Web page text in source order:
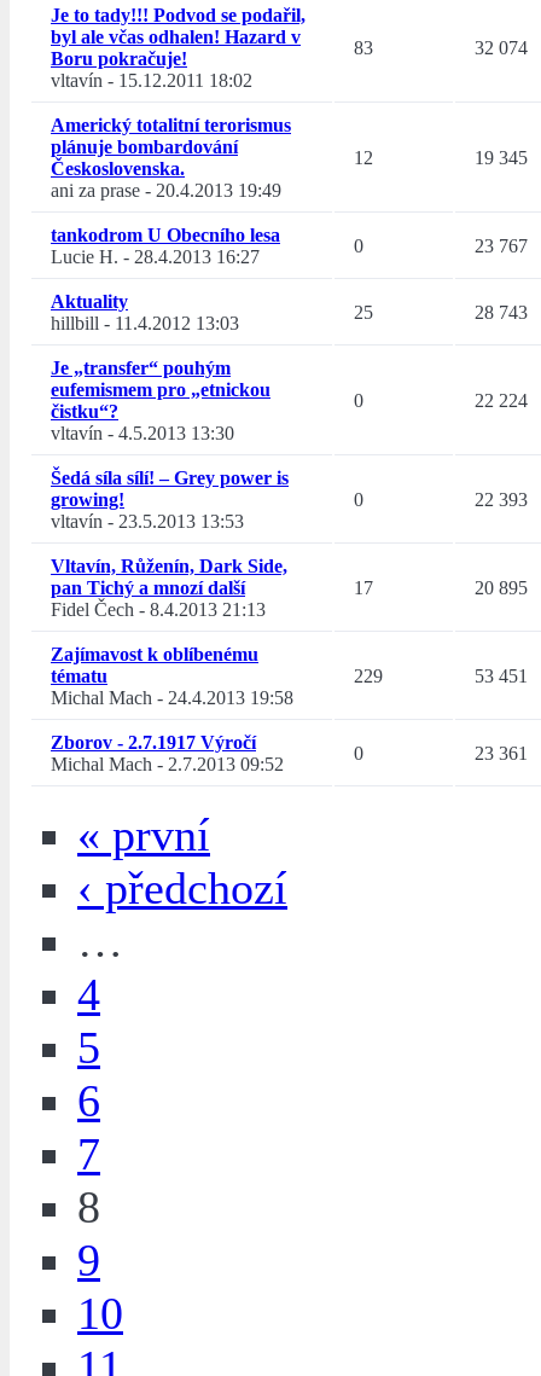
Je to tady!!! Podvod se podařil,
byl ale včas odhalen! Hazard v
Boru pokračuje!
vltavín - 15.12.2011 18:02
83 32 074
Americký totalitní terorismus
plánuje bombardování
Československa.
ani za prase - 20.4.2013 19:49
12 19 345
tankodrom U Obecního lesa
Lucie H. - 28.4.2013 16:27
0 23 767
Aktuality
hillbill - 11.4.2012 13:03
25 28 743
Je „transfer“ pouhým
eufemismem pro „etnickou
čistku“?
vltavín - 4.5.2013 13:30
0 22 224
Šedá síla sílí! – Grey power is
growing!
vltavín - 23.5.2013 13:53
0 22 393
Vltavín, Růženín, Dark Side,
pan Tichý a mnozí další
Fidel Čech - 8.4.2013 21:13
17 20 895
Zajímavost k oblíbenému
tématu
Michal Mach - 24.4.2013 19:58
229 53 451
Zborov - 2.7.1917 Výročí
Michal Mach - 2.7.2013 09:52
0 23 361
« první
‹ předchozí
…
4
5
6
7
8
9
10